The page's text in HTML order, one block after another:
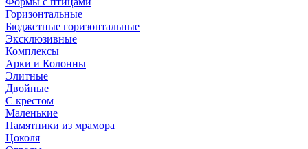
Горизонтальные
Бюджетные горизонтальные
Эксклюзивные
Комплексы
Арки и Колонны
Элитные
Двойные
С крестом
Маленькие
Памятники из мрамора
Цоколя